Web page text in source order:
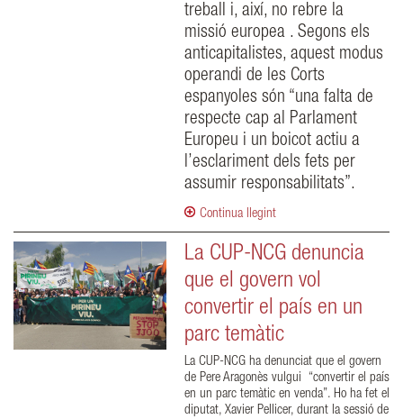
treball i, així, no rebre la
missió europea . Segons els
anticapitalistes, aquest modus
operandi de les Corts
espanyoles són “una falta de
respecte cap al Parlament
Europeu i un boicot actiu a
l’esclariment dels fets per
assumir responsabilitats”.
Continua llegint
La CUP-NCG denuncia
que el govern vol
convertir el país en un
parc temàtic
La CUP-NCG ha denunciat que el govern
de Pere Aragonès vulgui “convertir el país
en un parc temàtic en venda”. Ho ha fet el
diputat, Xavier Pellicer, durant la sessió de